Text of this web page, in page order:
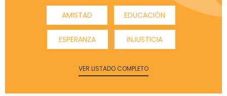
AMISTAD EDUCACIÓN
ESPERANZA INJUSTICIA
VER LISTADO COMPLETO